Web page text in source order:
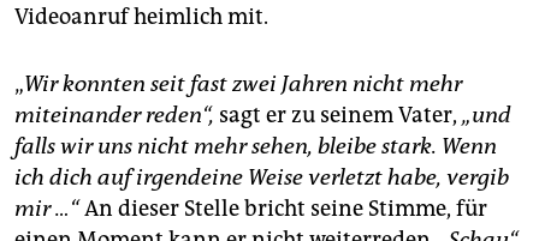
Videoanruf heimlich mit.
„Wir konnten seit fast zwei Jahren nicht mehr
miteinander reden“, sagt er zu seinem Vater, „und
falls wir uns nicht mehr sehen, bleibe stark. Wenn
ich dich auf irgendeine Weise verletzt habe, vergib
mir …“An dieser Stelle bricht seine Stimme, für